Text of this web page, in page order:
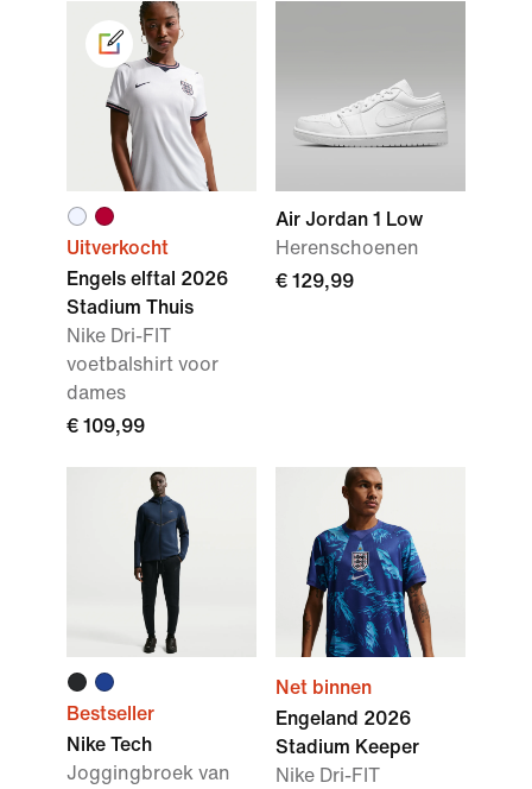
Uitverkocht
Engels elftal 2026
Stadium Thuis
Nike Dri-FIT
voetbalshirt voor
dames
€ 109,99
Air Jordan 1 Low
Herenschoenen
€ 129,99
Bestseller
Nike Tech
Joggingbroek van
Net binnen
Engeland 2026
Stadium Keeper
Nike Dri-FIT